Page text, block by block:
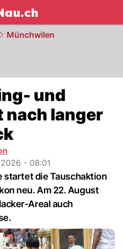
NAU.ch
Münchwilen
und
nach langer
- 08:01
startet die Tauschaktion
neu. Am 22. August
Areal auch